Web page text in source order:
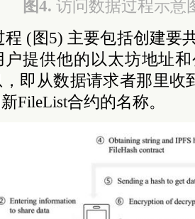
图4.访问数据过程示意
(图5) 主要包括创建要
提供他的以太坊地址
即从数据请求者那里收
FileList合约的名称。